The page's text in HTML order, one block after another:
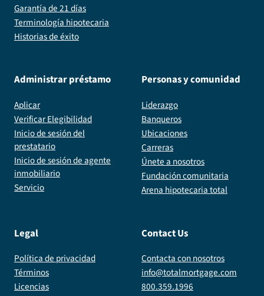
Garantía de 21 días
Terminología hipotecaria
Historias de éxito
Administrar préstamo
Aplicar
Verificar Elegibilidad
Inicio de sesión del
prestatario
Inicio de sesión de agente
inmobiliario
Servicio
Personas y comunidad
Liderazgo
Banqueros
Ubicaciones
Carreras
Únete a nosotros
Fundación comunitaria
Arena hipotecaria total
Legal
Política de privacidad
Términos
Licencias
Contact Us
Contacta con nosotros
info@totalmortgage.com
800.359.1996